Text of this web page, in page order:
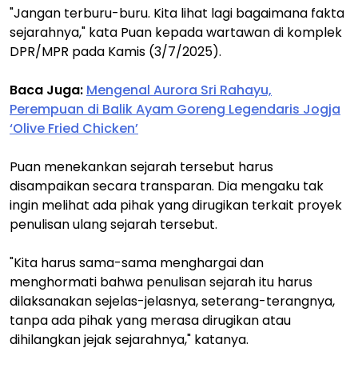
"Jangan terburu-buru. Kita lihat lagi bagaimana fakta
sejarahnya," kata Puan kepada wartawan di komplek
DPR/MPR pada Kamis (3/7/2025).
Baca Juga: Mengenal Aurora Sri Rahayu,
Perempuan di Balik Ayam Goreng Legendaris Jogja
‘Olive Fried Chicken’
Puan menekankan sejarah tersebut harus
disampaikan secara transparan. Dia mengaku tak
ingin melihat ada pihak yang dirugikan terkait proyek
penulisan ulang sejarah tersebut.
"Kita harus sama-sama menghargai dan
menghormati bahwa penulisan sejarah itu harus
dilaksanakan sejelas-jelasnya, seterang-terangnya,
tanpa ada pihak yang merasa dirugikan atau
dihilangkan jejak sejarahnya," katanya.